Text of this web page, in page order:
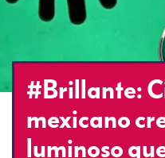
#Brillante:
mexicano
luminoso